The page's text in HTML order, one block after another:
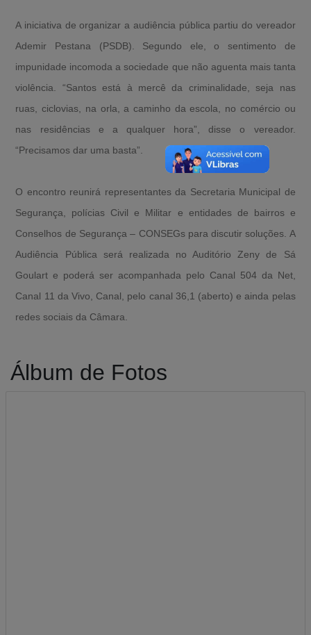
A iniciativa de organizar a audiência pública partiu do vereador
Ademir Pestana (PSDB). Segundo ele, o sentimento de
impunidade incomoda a sociedade que não aguenta mais tanta
violência. “Santos está à mercê da criminalidade, seja nas
ruas, ciclovias, na orla, a caminho da escola, no comércio ou
nas residências e a qualquer hora”, disse o vereador.
“Precisamos dar uma basta”.
O encontro reunirá representantes da Secretaria Municipal de
Segurança, polícias Civil e Militar e entidades de bairros e
Conselhos de Segurança – CONSEGs para discutir soluções. A
Audiência Pública será realizada no Auditório Zeny de Sá
Goulart e poderá ser acompanhada pelo Canal 504 da Net,
Canal 11 da Vivo, Canal, pelo canal 36,1 (aberto) e ainda pelas
redes sociais da Câmara.
Álbum de Fotos